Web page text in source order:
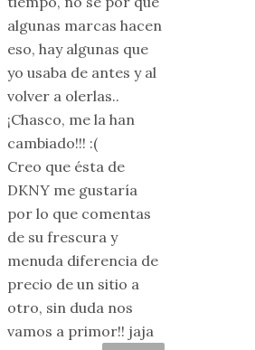
algunas marcas hacen
eso, hay algunas que
yo usaba de antes y al
volver a olerlas..
¡Chasco, me la han
cambiado!!! :(
Creo que ésta de
DKNY me gustaría
por lo que comentas
de su frescura y
menuda diferencia de
precio de un sitio a
otro, sin duda nos
vamos a primor!! jaja